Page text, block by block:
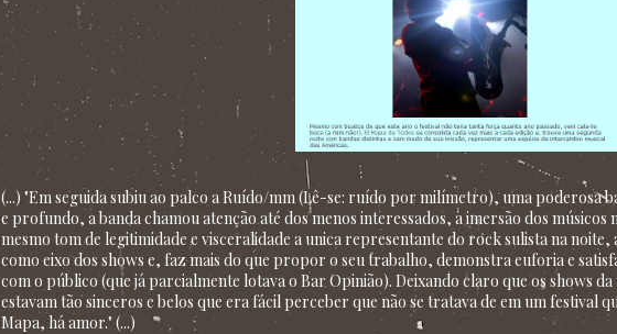
(...) "Em seguida subiu ao palco a Ruído/mm (Lê-se: ruído por milímetro), uma poderosa
e profundo, a banda chamou atenção até dos menos interessados, a imersão dos
mesmo tom de legitimidade e visceralidade a unica representante do rock sulista na
como eixo dos shows e, faz mais do que propor o seu trabalho, demonstra euforia e
com o público (que já parcialmente lotava o Bar Opinião). Deixando claro que os shows
estavam tão sinceros e belos que era fácil perceber que não se tratava de em um festival
Mapa, há amor." (...)